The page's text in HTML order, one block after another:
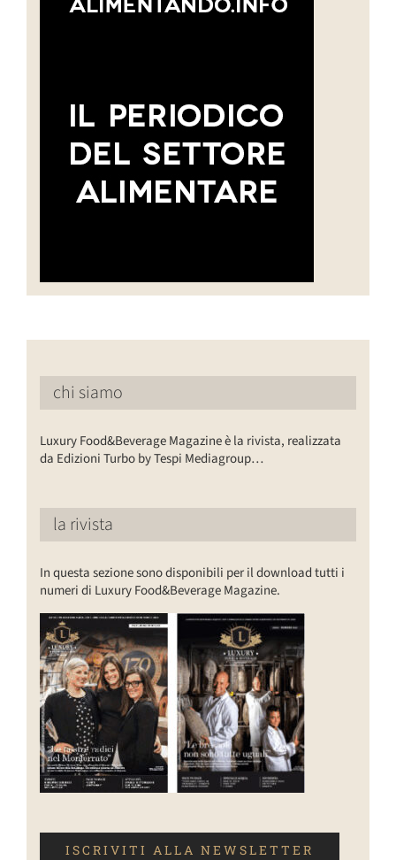
chi siamo
Luxury Food&Beverage Magazine è la rivista, realizzata
da Edizioni Turbo by Tespi Mediagroup…
la rivista
In questa sezione sono disponibili per il download tutti i
numeri di Luxury Food&Beverage Magazine.
ISCRIVITI ALLA NEWSLETTER